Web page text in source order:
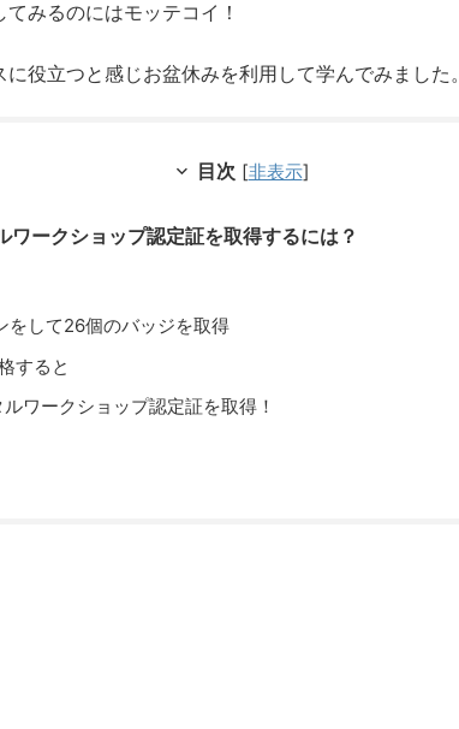
みるのにはモッテコイ！
役立つと感じお盆休みを利用して学んでみました。
目次 [非表示]
ワークショップ認定証を取得するには？
をして26個のバッジを取得
すると
ワークショップ認定証を取得！